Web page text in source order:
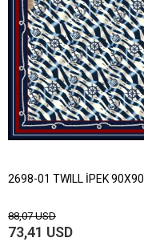
2698-01 TWILL İPEK 90X90
88,07 USD
73,41 USD